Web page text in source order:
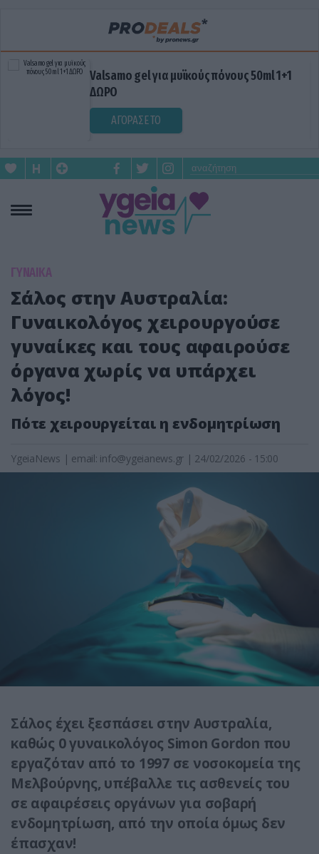
Valsamo gel για μυϊκούς πόνους 50ml 1+1
ΔΩΡΟ
ΑΓΟΡΑΣΕ ΤΟ
ΓΥΝΑΙΚΑ
Σάλος στην Αυστραλία:
Γυναικολόγος χειρουργούσε
γυναίκες και τους αφαιρούσε
όργανα χωρίς να υπάρχει
λόγος!
Πότε χειρουργείται η ενδομητρίωση
YgeiaNews | email: info@ygeianews.gr | 24/02/2026 - 15:00
Σάλος έχει ξεσπάσει στην Αυστραλία,
καθώς 0 γυναικολόγος Simon Gordon που
εργαζόταν από το 1997 σε νοσοκομεία της
Μελβούρνης, υπέβαλλε τις ασθενείς του
σε αφαιρέσεις οργάνων για σοβαρή
ενδομητρίωση, από την οποία όμως δεν
έπασχαν!